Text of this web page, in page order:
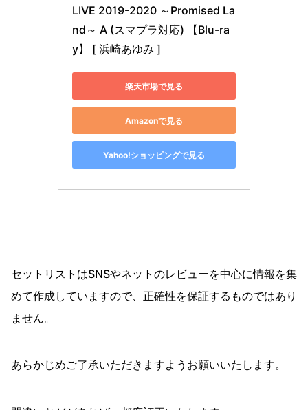
LIVE 2019-2020 ～Promised La
nd～ A (スマプラ対応) 【Blu-ra
y】 [ 浜崎あゆみ ]
楽天市場で見る
Amazonで見る
Yahoo!ショッピングで見る
セットリストはSNSやネットのレビューを中心に情報を集
めて作成していますので、正確性を保証するものではあり
ません。
あらかじめご了承いただきますようお願いいたします。